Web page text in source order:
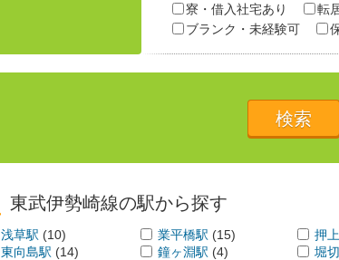
寮・借入社宅あり
転
ブランク・未経験可
東武伊勢崎線の駅から探す
浅草駅 (10) 業平橋駅 (15) 押
東向島駅 (14) 鐘ヶ淵駅 (4) 堀